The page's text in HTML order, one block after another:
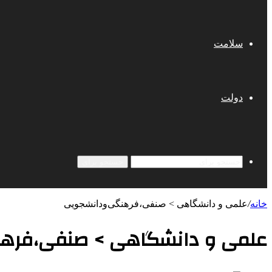
سلامت
دولت
خانه/علمی‌ و دانشگاهی > صنفی،فرهنگی‌ودانشجویی
علمی‌ و دانشگاهی >